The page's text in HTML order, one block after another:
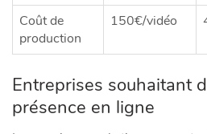
Coût de
production
150€/vidéo
Entreprises souhaitant
présence en ligne